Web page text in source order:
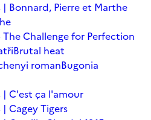
Bonnard, Pierre et Marthe
Challenge for Perfection
Brutal heat
romanBugonia
C'est ça l'amour
Cagey Tigers